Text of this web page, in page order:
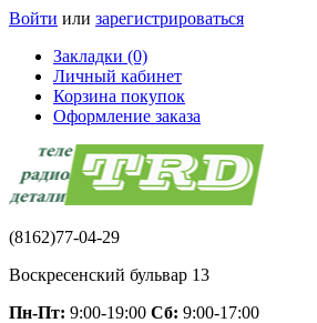
Войти или зарегистрироваться
Закладки (0)
Личный кабинет
Корзина покупок
Оформление заказа
(8162)77-04-29
Воскресенский бульвар 13
Пн-Пт: 9:00-19:00 Сб: 9:00-17:00